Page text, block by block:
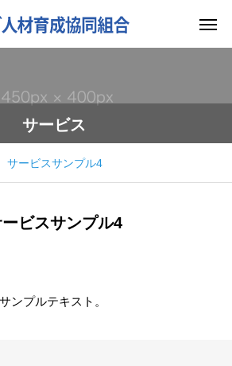
サービス
サービスサンプル4
ビスサンプル4
ンプルテキスト。